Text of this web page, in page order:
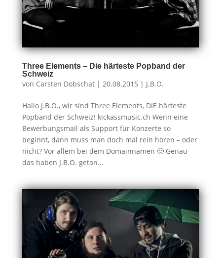
Three Elements – Die härteste Popband der
Schweiz
von Carsten Dobschat| 20.08.2015 | J.B.O.
Hallo J.B.O., wir sind Three Elements, DIE härteste
Popband der Schweiz! kickassmusic.ch Wenn eine
Bewerbungsmail als Support für Konzerte so
beginnt, dann muss man doch mal rein hören – oder
nicht? Vor allem bei dem Domainnamen 🙂 Genau
das haben J.B.O. getan...